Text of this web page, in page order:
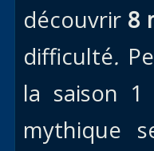
découvrir 8
difficulté.
la saison 1
mythique